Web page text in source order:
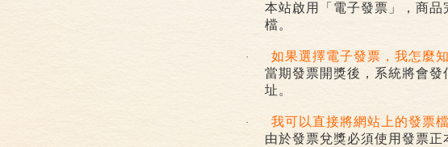
本站啟用「電子發票」，商品
檔。
·
如果選擇電子發票，我怎麼
當期發票開獎後，系統將會
址。
·
我可以直接將網站上的發票
由於發票兌獎必須使用發票正